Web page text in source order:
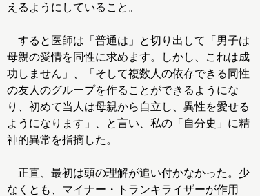
えるようにしていること。
すると医師は「普通は」と切り出して「男子は
母親の愛情を同性に求めます。しかし、これは成
功しません」、「そして複数人の依存できる同性
の友人のグループを作ることができるようにな
り、初めて当人は母親から自立し、異性を愛せる
ようになります」、と言い、私の「自分史」に精
神的異常を指摘した。
正直、最初は頭の理解が追い付かなかった。少
なくとも、マイナー・トランキライザーが作用